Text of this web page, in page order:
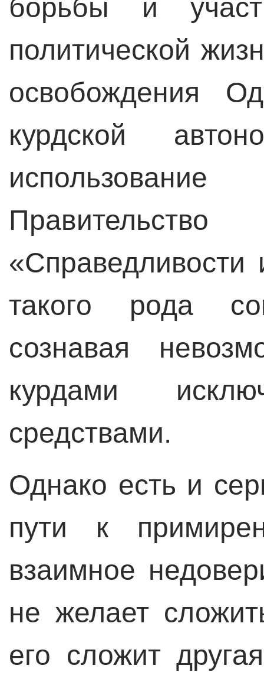
борьбы и
политической
освобождения
курдской
такого рода
сознавая
курдами
средствами.
Однако есть и
пути к
взаимное
не желает
его сложит